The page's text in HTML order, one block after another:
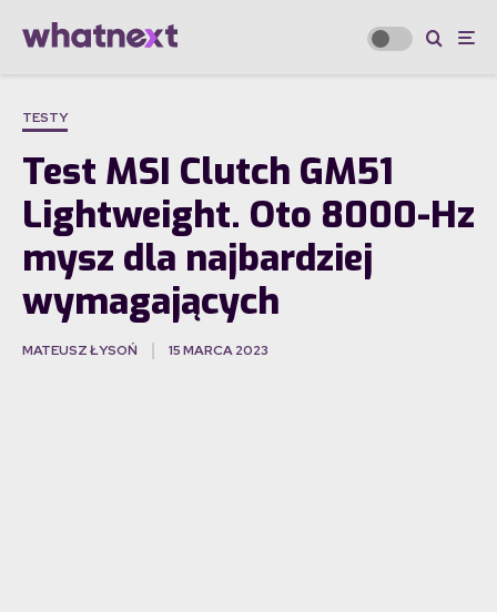
TESTY
Test MSI Clutch GM51
Lightweight. Oto 8000-Hz
mysz dla najbardziej
wymagających
MATEUSZ ŁYSOŃ 15 MARCA 2023